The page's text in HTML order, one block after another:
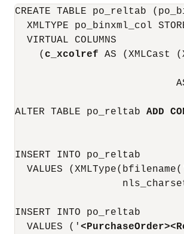
CREATE TABLE po_reltab
XMLTYPE po_binxml_col
  VIRTUAL COLUMNS
    (
c_xcolref AS (XMLCast
ALTER TABLE po_reltab ADD
INSERT INTO po_reltab
VALUES
INSERT INTO po_reltab
  VALUES ('